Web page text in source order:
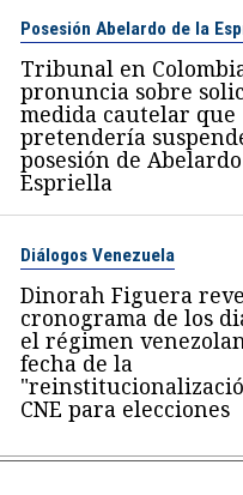
Posesión Abelardo de la
Tribunal en
pronuncia sobre
medida cautelar que
pretendería
posesión de
Espriella
Diálogos Venezuela
Dinorah Figuera
cronograma de los
el régimen
fecha de la
CNE para elecciones